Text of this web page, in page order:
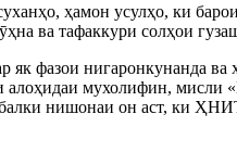
ҳамон усулҳо, ки
ва тафаккури солҳои
фазои нигаронкунанда
мухолифин, мисли
нишонаи он аст, ки